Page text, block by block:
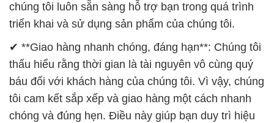
chúng tôi luôn sẵn sàng hỗ trợ bạn trong quá trình
triển khai và sử dụng sản phẩm của chúng tôi.
✔ **Giao hàng nhanh chóng, đáng hạn**: Chúng tôi
thấu hiểu rằng thời gian là tài nguyên vô cùng quý
báu đối với khách hàng của chúng tôi. Vì vậy, chúng
tôi cam kết sắp xếp và giao hàng một cách nhanh
chóng và đúng hẹn. Điều này giúp bạn duy trì hiệu